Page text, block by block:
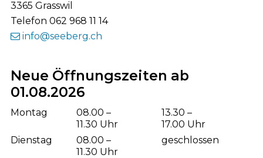
3365 Grasswil
Telefon 062 968 11 14
info@seeberg.ch
Neue Öffnungszeiten ab
01.08.2026
Wochentag Öffnungszeiten Vormittag
Montag
08.00 –
11.30 Uhr
13.30 –
17.00 Uhr
Dienstag
08.00 –
11.30 Uhr
geschlossen